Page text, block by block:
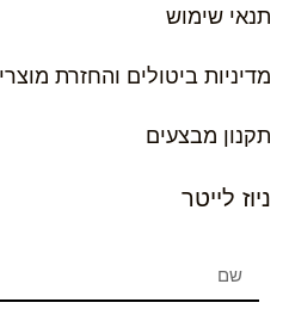
תנאי שימוש
מדיניות ביטולים והחזרת
תקנון מבצעים
ניוז לייטר